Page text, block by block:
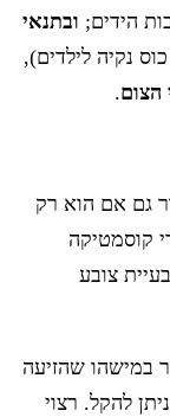
הידים; ובתנאי
נקיה לילדים),
הצום.
גם אם הוא רק
קוסמטיקה
צובע
במישהו שהזיעה
להקל. רצוי